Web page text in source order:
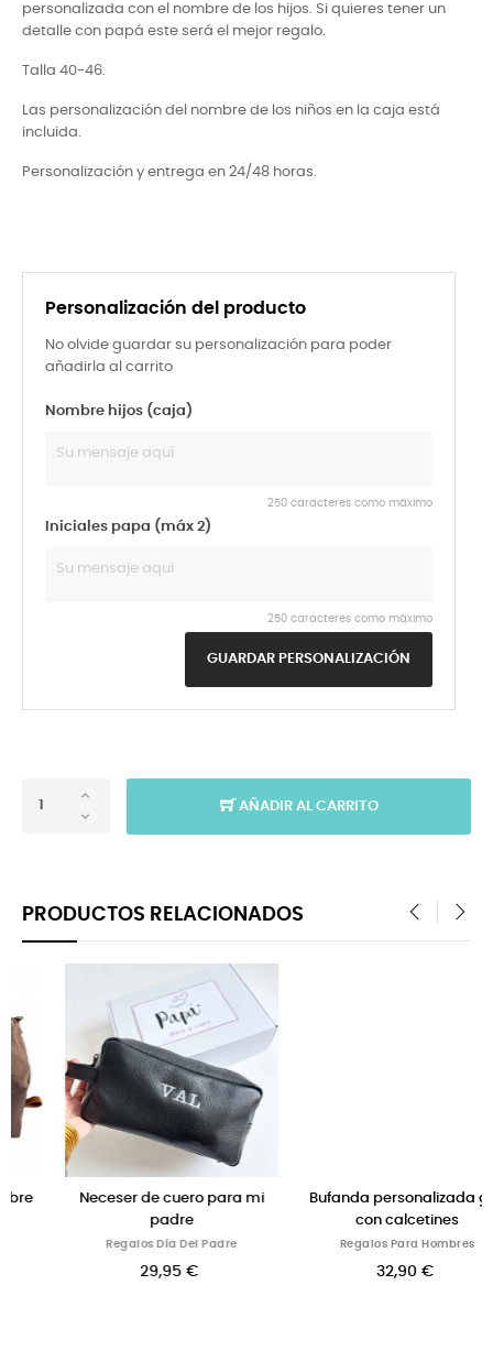
personalizada con el nombre de los hijos. Si quieres tener un
detalle con papá este será el mejor regalo.
Talla 40-46.
Las personalización del nombre de los niños en la caja está
incluida.
Personalización y entrega en 24/48 horas.
Personalización del producto
No olvide guardar su personalización para poder
añadirla al carrito
Nombre hijos (caja)
250 caracteres como máximo
Iniciales papa (máx 2)
250 caracteres como máximo
GUARDAR PERSONALIZACIÓN
AÑADIR AL CARRITO
PRODUCTOS RELACIONADOS
Bufanda personalizada golf
con calcetines
Regalos Para Hombres
32,90 €
Regalos dia del padre
calcetines personalizados
Regalos Día Del Padre
22,00 €